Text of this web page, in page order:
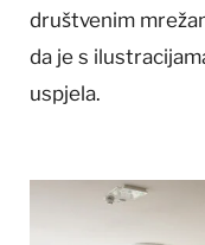
društvenim
da je s
uspjela.